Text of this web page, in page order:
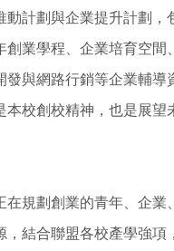
動計劃與企業提升計劃，
創業學程、企業培育空間
發與網路行銷等企業輔導
本校創校精神，也是展望
，結合聯盟各校產學強項